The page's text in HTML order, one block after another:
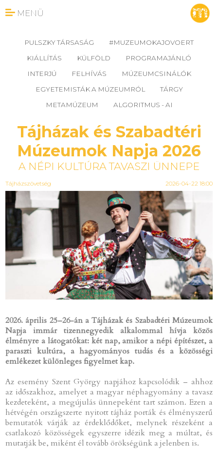
MENÜ
PULSZKY TÁRSASÁG
#MUZEUMOKAJOVOERT
KIÁLLÍTÁS
KÜLFÖLD
PROGRAMAJÁNLÓ
INTERJÚ
FELHÍVÁS
MÚZEUMCSINÁLÓK
EGYETEMISTÁK A MÚZEUMRÓL
TÁRGY
METAMÚZEUM
ALGORITMUS - AI
Tájházak és Szabadtéri
Múzeumok Napja 2026
A NÉPI KULTÚRA TAVASZI ÜNNEPE
Tájházszövetség 2026-04-22 18:00
2026. április 25–26-án a Tájházak és Szabadtéri Múzeumok
Napja immár tizennegyedik alkalommal hívja közös
élményre a látogatókat: két nap, amikor a népi építészet, a
paraszti kultúra, a hagyományos tudás és a közösségi
emlékezet különleges figyelmet kap.
Az esemény Szent György napjához kapcsolódik – ahhoz
az időszakhoz, amelyet a magyar néphagyomány a tavasz
kezdeteként, a megújulás ünnepeként tart számon. Ezen a
hétvégén országszerte nyitott tájház porták és élményszerű
bemutatók várják az érdeklődőket, melynek részeként a
csatlakozó közösségek egyszerre idézik meg a múltat, és
mutatják be, miként él tovább örökségünk a jelenben is.